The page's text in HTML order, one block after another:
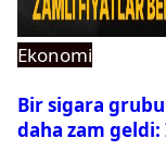
Ekonomi
Bir sigara
daha zam geldi: